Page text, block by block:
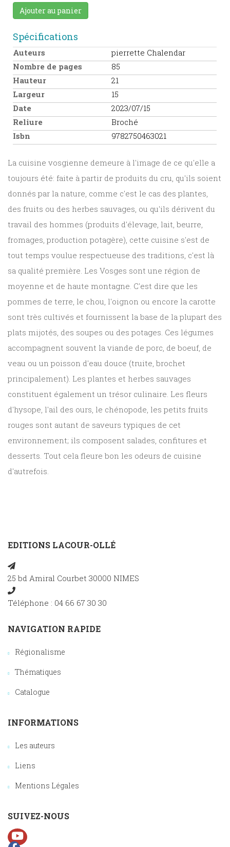
Ajouter au panier
Spécifications
Auteurs
pierrette Chalendar
Nombre de pages
85
Hauteur
21
Largeur
15
Date
2023/07/15
Reliure
Broché
Isbn
9782750463021
La cuisine vosgienne demeure à l'image de ce qu'elle a
toujours été: faite à partir de produits du cru, qu'ils soient
donnés par la nature, comme c'est le cas des plantes,
des fruits ou des herbes sauvages, ou qu'ils dérivent du
travail des hommes (produits d'élevage, lait, beurre,
fromages, production potagère), cette cuisine s'est de
tout temps voulue respectueuse des traditions, c'est là
sa qualité première. Les Vosges sont une région de
moyenne et de haute montagne. C'est dire que les
pommes de terre, le chou, l'oignon ou encore la carotte
sont très cultivés et fournissent la base de la plupart des
plats mijotés, des soupes ou des potages. Ces légumes
accompagnent souvent la viande de porc, de boeuf, de
veau ou un poisson d'eau douce (truite, brochet
principalement). Les plantes et herbes sauvages
constituent également un trésor culinaire. Les fleurs
d'hysope, l'ail des ours, le chénopode, les petits fruits
rouges sont autant de saveurs typiques de cet
environnement; ils composent salades, confitures et
desserts. Tout cela fleure bon les odeurs de cuisine
d'autrefois.
EDITIONS LACOUR-OLLÉ
25 bd Amiral Courbet 30000 NIMES
Téléphone : 04 66 67 30 30
NAVIGATION RAPIDE
Régionalisme
Thématiques
Catalogue
INFORMATIONS
Les auteurs
Liens
Mentions Légales
SUIVEZ-NOUS